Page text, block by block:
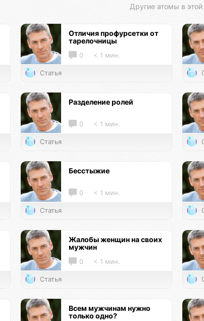
Другие атомы в этой
Отличия профурсетки от
тарелочницы
0 < 1 мин.
Статья
Разделение ролей
0 < 1 мин.
Статья
Бесстыжие
0 < 1 мин.
Статья
Жалобы женщин на своих
мужчин
0 < 1 мин.
Статья
Всем мужчинам нужно
только одно?